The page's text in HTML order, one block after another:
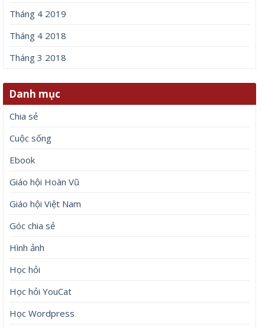
Tháng 4 2019
Tháng 4 2018
Tháng 3 2018
Danh mục
Chia sẻ
Cuộc sống
Ebook
Giáo hội Hoàn Vũ
Giáo hội Việt Nam
Góc chia sẻ
Hình ảnh
Học hỏi
Học hỏi YouCat
Học Wordpress